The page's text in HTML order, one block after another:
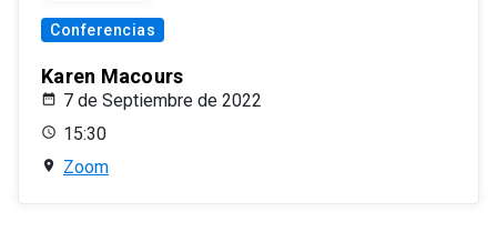
Conferencias
Karen Macours
7 de Septiembre de 2022
15:30
Zoom